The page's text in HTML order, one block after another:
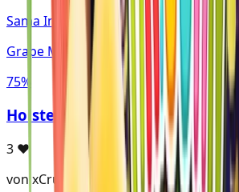
Sama Infinity
Grape Mint
75%
Holster Mr John mit Ice Bomb
3 ♥
von xCrunkyz